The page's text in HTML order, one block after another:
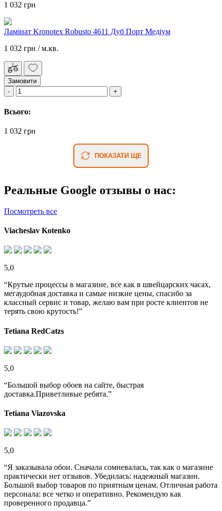
1 032 грн
Ламінат Kronotex Robusto 4611 Дуб Порт Медіум
1 032 грн / м.кв.
Замовити
Всього:
1 032 грн
ПОКАЗАТИ ЩЕ
Реальные Google отзывы о нас:
Посмотреть все
Viacheslav Kotenko
5,0
“Крутые процессы в магазине, все как в швейцарских часах,
мегаудобная доставка и самые низкие цены, спасибо за
классный сервис и товар, желаю вам при росте клиентов не
терять свою крутость!”
Tetiana RedCatzs
5,0
“Большой выбор обоев на сайте, быстрая
доставка.Приветливые ребята.”
Tetiana Viazovska
5,0
“Я заказывала обои. Сначала сомневалась, так как о магазине
практически нет отзывов. Убедилась: надежный магазин.
Большой выбор товаров по приятным ценам. Отличная работа
персонала: все четко и оперативно. Рекомендую как
проверенного продавца.”